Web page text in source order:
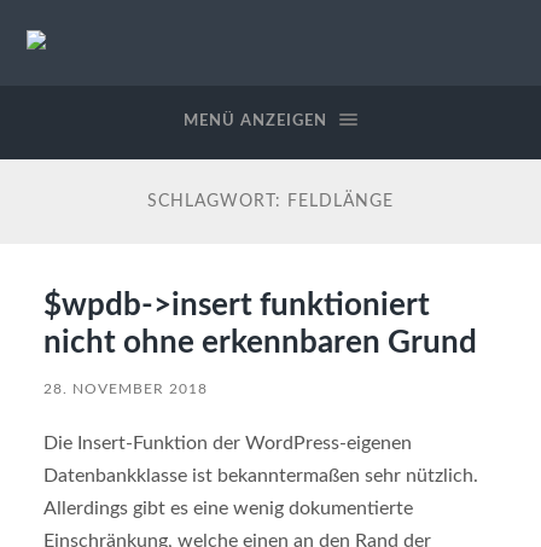
MENÜ ANZEIGEN
SCHLAGWORT: FELDLÄNGE
$wpdb->insert funktioniert
nicht ohne erkennbaren Grund
28. NOVEMBER 2018
Die Insert-Funktion der WordPress-eigenen
Datenbankklasse ist bekanntermaßen sehr nützlich.
Allerdings gibt es eine wenig dokumentierte
Einschränkung, welche einen an den Rand der